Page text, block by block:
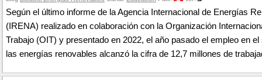
Según el último informe de la Agencia Internacional de Energías
(IRENA) realizado en colaboración con la Organización
Trabajo (OIT) y presentado en 2022, el año pasado el empleo en el
las energías renovables alcanzó la cifra de 12,7 millones de